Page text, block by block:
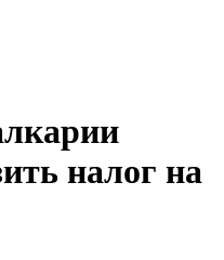
налог на